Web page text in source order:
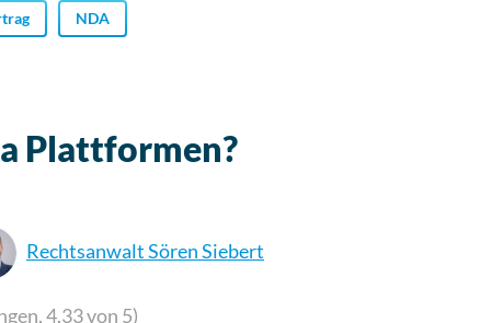
NDA
Plattformen?
Rechtsanwalt Sören Siebert
4.33von 5)